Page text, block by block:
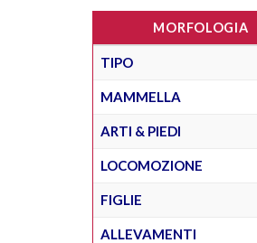
MORFOLOGIA
TIPO
MAMMELLA
ARTI & PIEDI
LOCOMOZIONE
FIGLIE
ALLEVAMENTI